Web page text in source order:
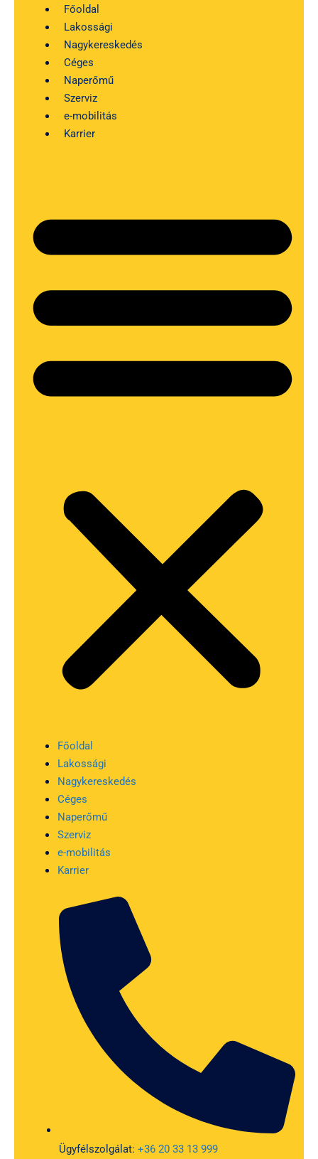
tartalomba
Főoldal
Lakossági
Nagykereskedés
Céges
Naperőmű
Szerviz
e-mobilitás
Karrier
Főoldal
Lakossági
Nagykereskedés
Céges
Naperőmű
Szerviz
e-mobilitás
Karrier
Ügyfélszolgálat:+36 20 33 13 999